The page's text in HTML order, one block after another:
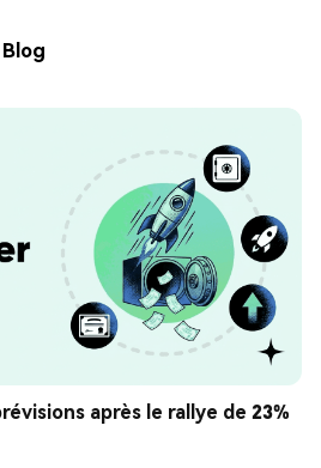
après le rallye de 23%